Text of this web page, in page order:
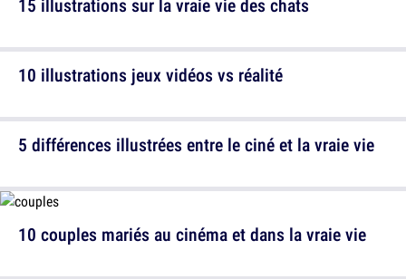
10 illustrations jeux vidéos vs réalité
10 couples mariés au cinéma et dans la vraie vie
15 illustrations sur la vraie vie des chats
5 différences illustrées entre le ciné et la vraie vie